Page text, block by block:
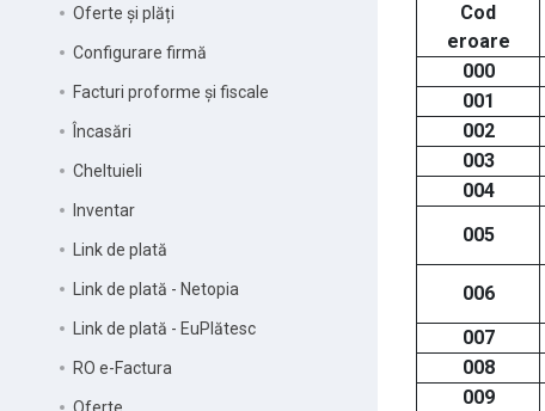
Oferte și plăți
Configurare firmă
Facturi proforme și fiscale
Încasări
Cheltuieli
Inventar
Link de plată
Link de plată - Netopia
Link de plată - EuPlătesc
RO e-Factura
Cod
eroare
000
001
002
003
004
005
006
007
008
009